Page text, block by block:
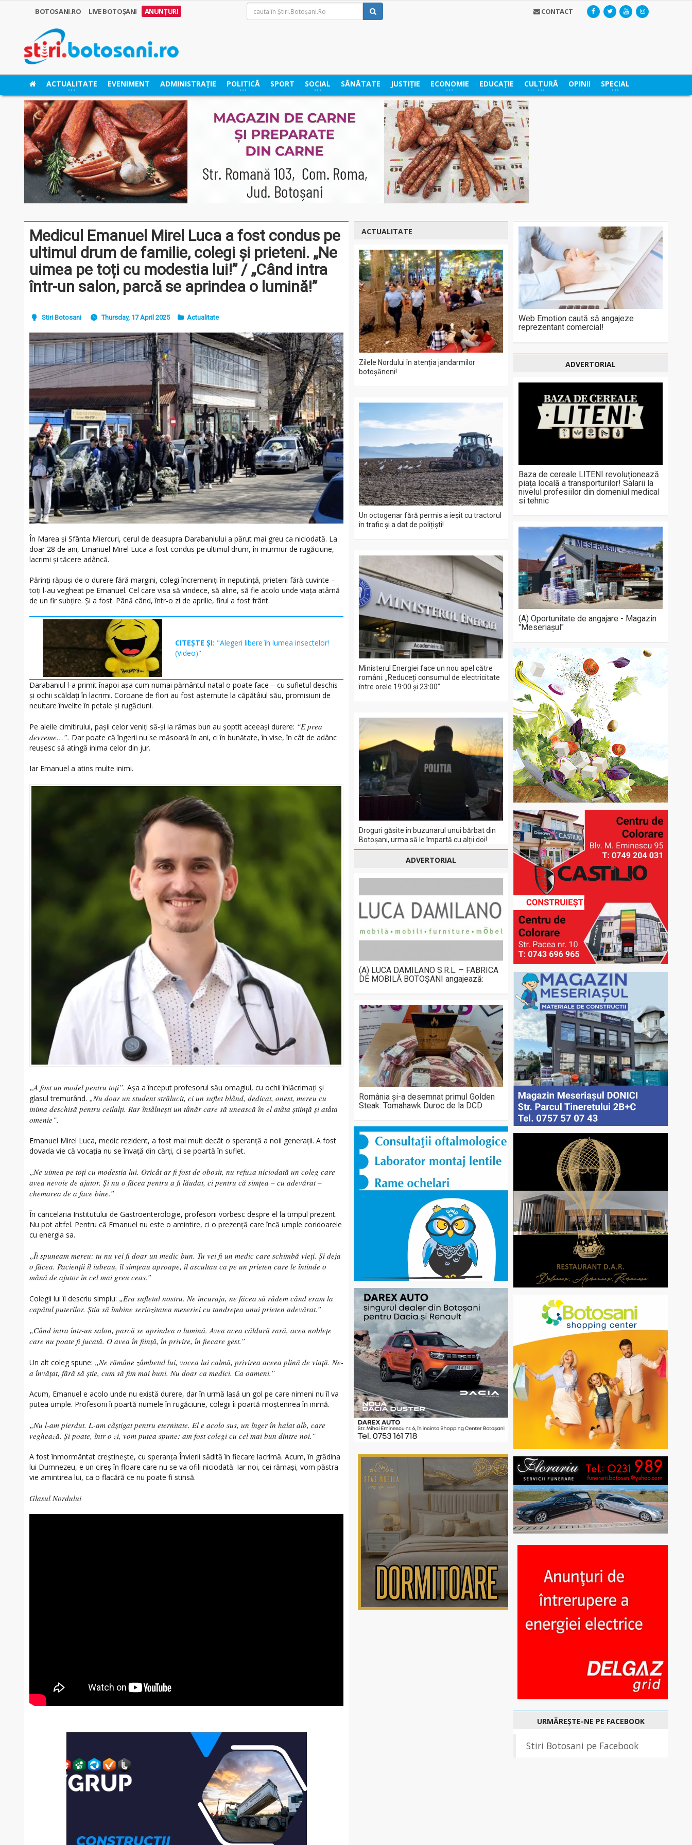
BOTOSANI.RO LIVE BOTOȘANI ANUNȚURI CONTACT
ACTUALITATE EVENIMENT ADMINISTRAȚIE POLITICĂ SPORT SOCIAL SĂNĂTATE JUSTIȚIE ECONOMIE EDUCAȚIE CULTURĂ OPINII SPECIAL
Medicul Emanuel Mirel Luca a fost condus pe
ultimul drum de familie, colegi și prieteni. „Ne
uimea pe toți cu modestia lui!” / „Când intra
într-un salon, parcă se aprindea o lumină!”
Stiri Botosani Thursday, 17 April 2025 Actualitate
În Marea și Sfânta Miercuri, cerul de deasupra Darabaniului a părut mai greu ca niciodată. La
doar 28 de ani, Emanuel Mirel Luca a fost condus pe ultimul drum, în murmur de rugăciune,
lacrimi și tăcere adâncă.
Părinți răpuși de o durere fără margini, colegi încremeniți în neputință, prieteni fără cuvinte –
toți l-au vegheat pe Emanuel. Cel care visa să vindece, să aline, să fie acolo unde viața atârnă
de un fir subțire. Și a fost. Până când, într-o zi de aprilie, firul a fost frânt.
CITEȘTE ȘI: "Alegeri libere în lumea insectelor!
(Video)"
Darabaniul l-a primit înapoi așa cum numai pământul natal o poate face – cu sufletul deschis
și ochii scăldați în lacrimi. Coroane de flori au fost așternute la căpătâiul său, promisiuni de
neuitare învelite în petale și rugăciuni.
Pe aleile cimitirului, pașii celor veniți să-și ia rămas bun au șoptit aceeași durere: “E prea
devreme…”. Dar poate că îngerii nu se măsoară în ani, ci în bunătate, în vise, în cât de adânc
reușesc să atingă inima celor din jur.
Iar Emanuel a atins multe inimi.
„A fost un model pentru toți”. Așa a început profesorul său omagiul, cu ochii înlăcrimați și
glasul tremurând. „Nu doar un student strălucit, ci un suflet blând, dedicat, onest, mereu cu
inima deschisă pentru ceilalți. Rar întâlnești un tânăr care să unească în el atâta știință și atâta
omenie”.
Emanuel Mirel Luca, medic rezident, a fost mai mult decât o speranță a noii generații. A fost
dovada vie că vocația nu se învață din cărți, ci se poartă în suflet.
„Ne uimea pe toți cu modestia lui. Oricât ar fi fost de obosit, nu refuza niciodată un coleg care
avea nevoie de ajutor. Și nu o făcea pentru a fi lăudat, ci pentru că simțea – cu adevărat –
chemarea de a face bine.”
În cancelaria Institutului de Gastroenterologie, profesorii vorbesc despre el la timpul prezent.
Nu pot altfel. Pentru că Emanuel nu este o amintire, ci o prezență care încă umple coridoarele
cu energia sa.
„Îi spuneam mereu: tu nu vei fi doar un medic bun. Tu vei fi un medic care schimbă vieți. Și deja
o făcea. Pacienții îl iubeau, îl simțeau aproape, îl ascultau ca pe un prieten care le întinde o
mână de ajutor în cel mai greu ceas.”
Colegii lui îl descriu simplu: „Era sufletul nostru. Ne încuraja, ne făcea să râdem când eram la
capătul puterilor. Știa să îmbine seriozitatea meseriei cu tandrețea unui prieten adevărat.”
„Când intra într-un salon, parcă se aprindea o lumină. Avea acea căldură rară, acea noblețe
care nu poate fi jucată. O avea în ființă, în privire, în fiecare gest.”
Un alt coleg spune: „Ne rămâne zâmbetul lui, vocea lui calmă, privirea aceea plină de viață. Ne-
a învățat, fără să știe, cum să fim mai buni. Nu doar ca medici. Ca oameni.”
Acum, Emanuel e acolo unde nu există durere, dar în urmă lasă un gol pe care nimeni nu îl va
putea umple. Profesorii îi poartă numele în rugăciune, colegii îi poartă moștenirea în inimă.
„Nu l-am pierdut. L-am câștigat pentru eternitate. El e acolo sus, un înger în halat alb, care
veghează. Și poate, într-o zi, vom putea spune: am fost colegi cu cel mai bun dintre noi.”
A fost înmormântat creștinește, cu speranța Învierii sădită în fiecare lacrimă. Acum, în grădina
lui Dumnezeu, e un cireș în floare care nu se va ofili niciodată. Iar noi, cei rămași, vom păstra
vie amintirea lui, ca o flacără ce nu poate fi stinsă.
Glasul Nordului
ACTUALITATE
Zilele Nordului în atenția jandarmilor
botoșăneni!
Un octogenar fără permis a ieșit cu tractorul
în trafic și a dat de polițiști!
Ministerul Energiei face un nou apel către
români: „Reduceți consumul de electricitate
între orele 19:00 și 23:00”
Droguri găsite în buzunarul unui bărbat din
Botoșani, urma să le împartă cu alții doi!
ADVERTORIAL
(A) LUCA DAMILANO S.R.L. – FABRICA
DE MOBILĂ BOTOȘANI angajează:
România și-a desemnat primul Golden
Steak: Tomahawk Duroc de la DCD
Web Emotion caută să angajeze
reprezentant comercial!
ADVERTORIAL
Baza de cereale LITENI revoluționează
piața locală a transporturilor! Salarii la
nivelul profesiilor din domeniul medical
si tehnic
(A) Oportunitate de angajare - Magazin
"Meseriașul"
URMĂREȘTE-NE PE FACEBOOK
Stiri Botosani pe Facebook